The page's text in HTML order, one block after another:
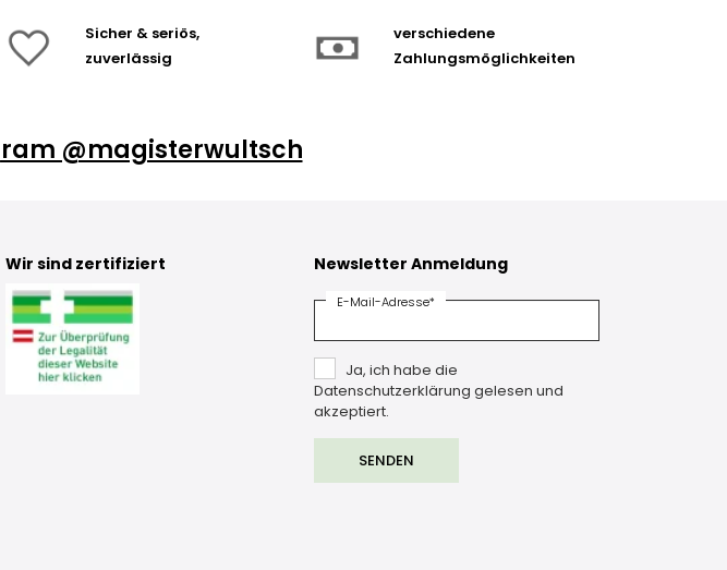
Sicher & seriös,
zuverlässig
verschiedene
Zahlungsmöglichkeiten
@magisterwultsch
Wir sind zertifiziert Newsletter Anmeldung
E-Mail-Adresse*
Ja, ich habe die
Datenschutzerklärung gelesen und
akzeptiert.